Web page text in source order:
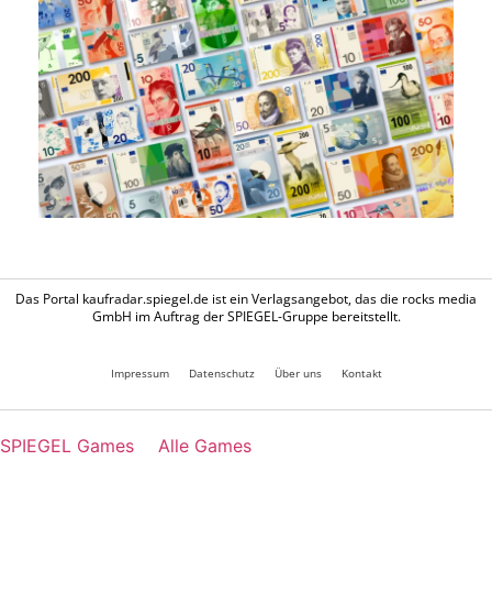
Das Portal kaufradar.spiegel.de ist ein Verlagsangebot, das die rocks media
GmbH im Auftrag der SPIEGEL-Gruppe bereitstellt.
Impressum Datenschutz Über uns Kontakt
SPIEGEL Games Alle Games